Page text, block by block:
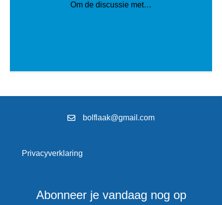
Om de discussie met…
bolflaak@gmail.com
Privacyverklaring
Abonneer je vandaag nog op